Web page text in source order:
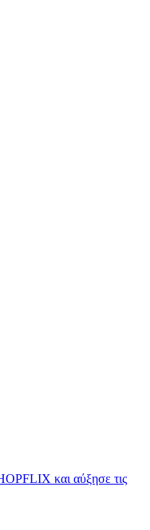
και αύξησε τις